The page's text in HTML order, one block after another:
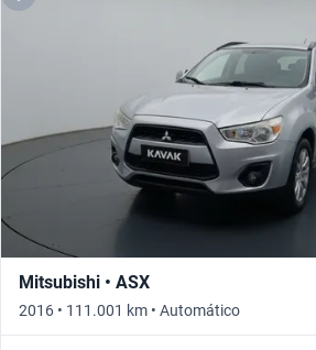
Mitsubishi • ASX
2016 • 111.001 km • Automático